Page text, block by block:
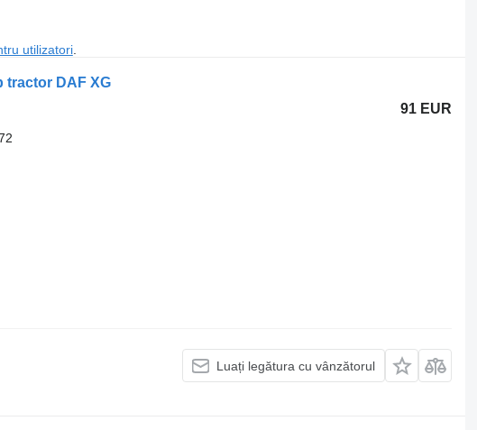
utilizatori.
tractor DAF XG
91 EUR
Luați legătura cu vânzătorul